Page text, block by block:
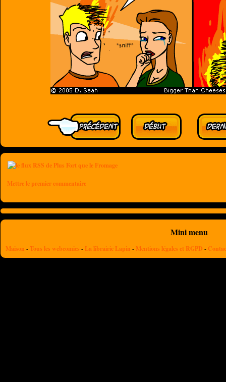
Mettre le premier commentaire
Mini menu
Maison -Tous les webcomics - La librairie Lapin - Mentions légales et RGPD -